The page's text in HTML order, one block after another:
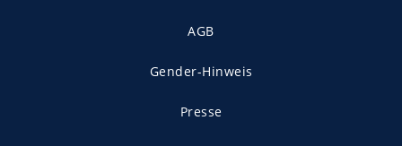
AGB
Gender-Hinweis
Presse